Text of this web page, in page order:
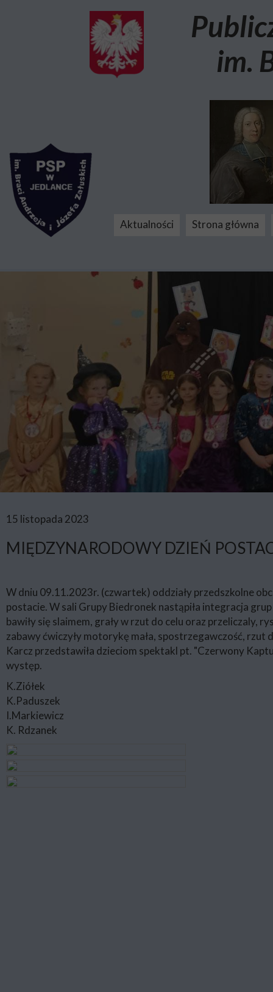
15 listopada 2023
​​​​​​​MIĘDZYNARODOWY DZIEŃ
W dniu 09.11.2023r. (czwartek) oddziały przedszkolne
postacie. W sali Grupy Biedronek nastąpiła integracja
bawiły się slaimem, grały w rzut do celu oraz przeliczaly,
zabawy ćwiczyły motorykę mała, spostrzegawczość,
Karcz przedstawiła dzieciom spektakl pt. "Czerwony
występ.
K.Ziółek
K.Paduszek
I.Markiewicz
K. Rdzanek
Aktualności Strona główna
im.